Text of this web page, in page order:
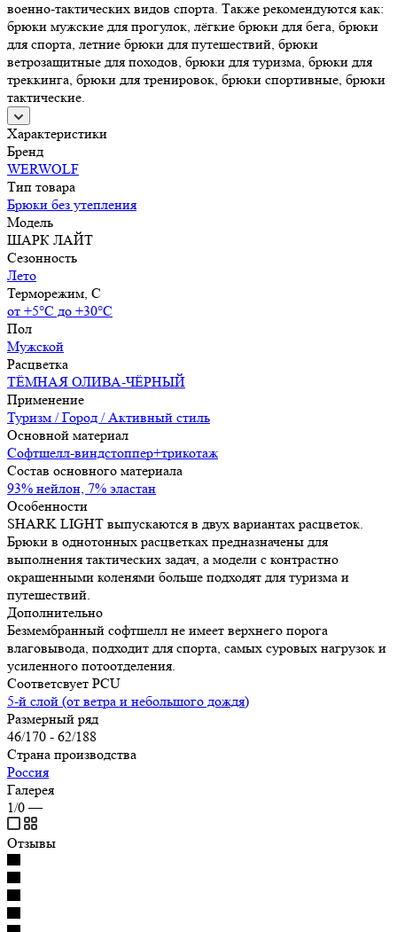
военно-тактических видов спорта. Также рекомендуются как:
брюки мужские для прогулок, лёгкие брюки для бега, брюки
для спорта, летние брюки для путешествий, брюки
ветрозащитные для походов, брюки для туризма, брюки для
треккинга, брюки для тренировок, брюки спортивные, брюки
тактические.
Характеристики
Бренд
WERWOLF
Тип товара
Брюки без утепления
Модель
ШАРК ЛАЙТ
Сезонность
Лето
Терморежим, C
от +5°С до +30°С
Пол
Мужской
Расцветка
ТЁМНАЯ ОЛИВА-ЧЁРНЫЙ
Применение
Туризм / Город / Активный стиль
Основной материал
Софтшелл-виндстоппер+трикотаж
Состав основного материала
93% нейлон, 7% эластан
Особенности
SHARK LIGHT выпускаются в двух вариантах расцветок.
Брюки в однотонных расцветках предназначены для
выполнения тактических задач, а модели с контрастно
окрашенными коленями больше подходят для туризма и
путешествий.
Дополнительно
Безмембранный софтшелл не имеет верхнего порога
влаговывода, подходит для спорта, самых суровых нагрузок и
усиленного потоотделения.
Соответсвует PCU
5-й слой (от ветра и небольшого дождя)
Размерный ряд
46/170 - 62/188
Страна производства
Россия
Галерея
1/0 —
Отзывы